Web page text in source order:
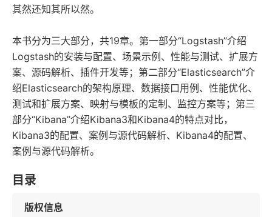
其然还知其所以然。
本书分为三大部分，共19章。第一部分“Logstash”介绍
Logstash的安装与配置、场景示例、性能与测试、扩展方
案、源码解析、插件开发等；第二部分“Elasticsearch”介
绍Elasticsearch的架构原理、数据接口用例、性能优化、
测试和扩展方案、映射与模板的定制、监控方案等；第三
部分“Kibana”介绍Kibana3和Kibana4的特点对比，
Kibana3的配置、案例与源代码解析、Kibana4的配置、
案例与源代码解析。
目录
版权信息